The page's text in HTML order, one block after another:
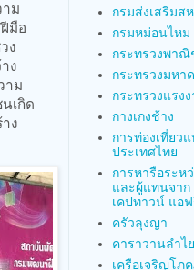
ม
มือ
ง
ง
าม
เกิด
ง
กรมส่งเสริมส
กรมหม่อนไหม
กระทรวงพาณิ
กระทรวงมหา
กระทรวงแรง
กางเกงช้าง
การท่องเที่ยวแ
ประเทศไทย
การหารือระห
และผู้แทนจาก
เคปทาวน์ แอ
ครัวลุงญา
คาราวานลำไย
เครือเจริญโ